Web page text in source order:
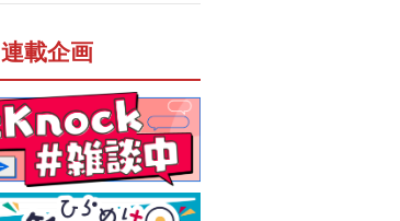
連載企画